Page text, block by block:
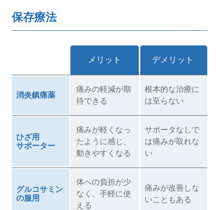
保存療法
メリット デメリット
消炎鎮痛薬
痛みの軽減が期
待できる
根本的な治療に
は至らない
ひざ用
サポーター
痛みが軽くなっ
たように感じ、
動きやすくなる
サポータなしで
は痛みが取れな
い
グルコサミン
の服用
体への負担が少
なく、手軽に使
える
痛みが改善しな
いこともある